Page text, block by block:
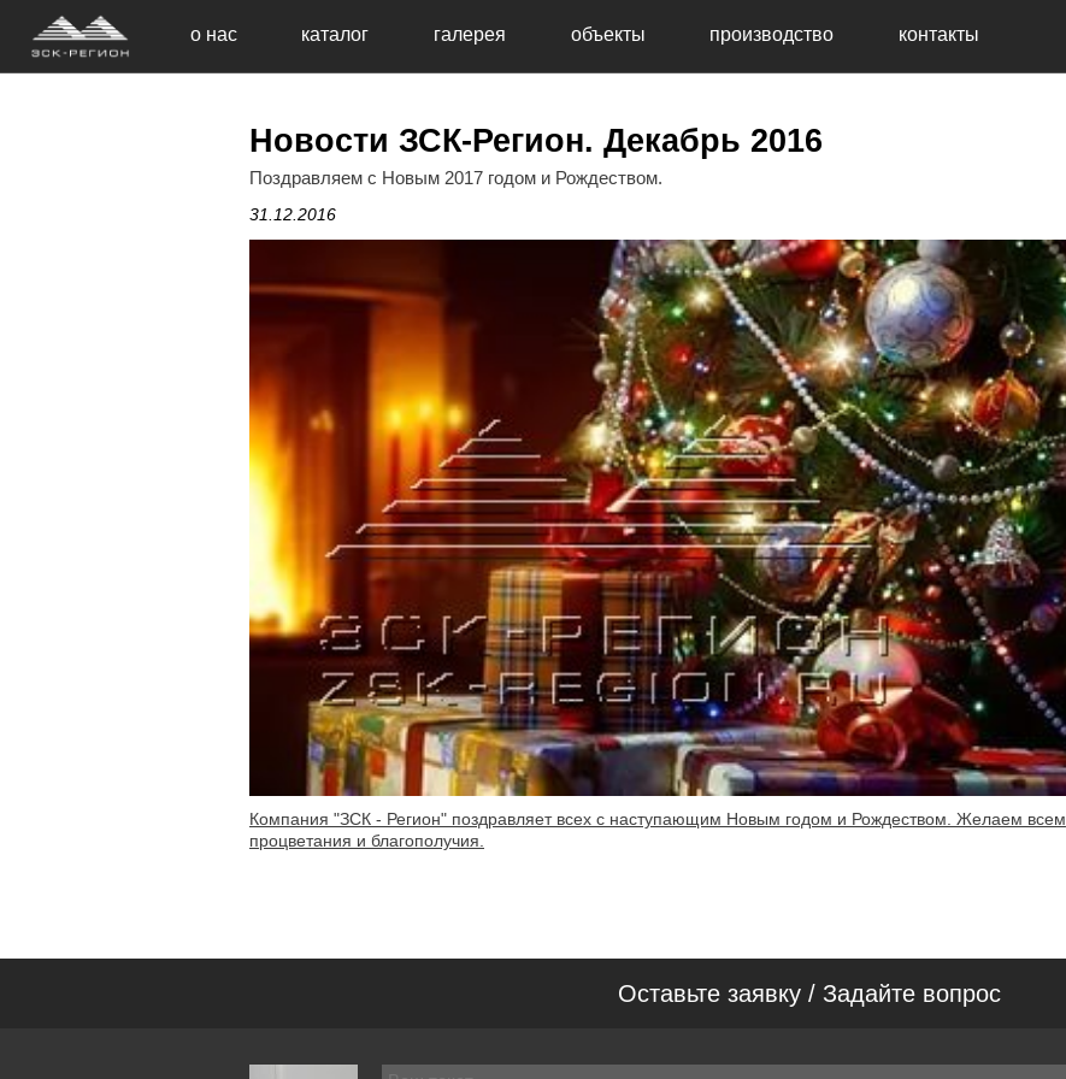
о нас каталог галерея объекты производство контакты
Новости ЗСК-Регион. Декабрь 2016
Поздравляем с Новым 2017 годом и Рождеством.
31.12.2016
Компания "ЗСК - Регион" поздравляет всех с наступающим Новым годом и Рождеством. Желаем всем
процветания и благополучия.
Оставьте заявку / Задайте вопрос